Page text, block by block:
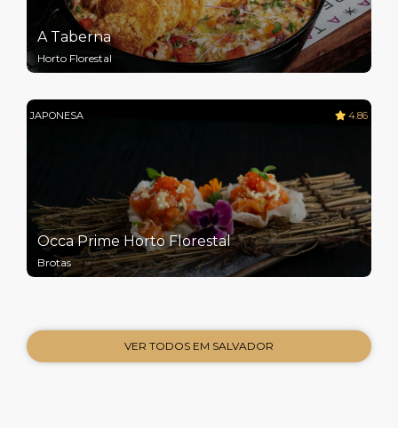
A Taberna
Horto Florestal
JAPONESA 4.86
Occa Prime Horto Florestal
Brotas
VER TODOS EM SALVADOR